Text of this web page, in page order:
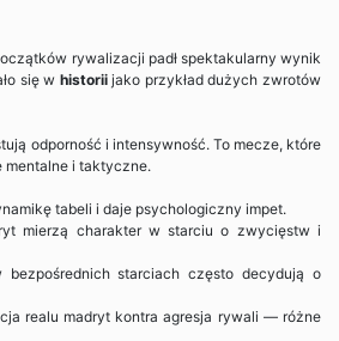
rywalizacji padł spektakularny wynik
się w historiijako przykład dużych zwrotów
odporność i intensywność. To mecze, które
i taktyczne.
tabeli i daje psychologiczny impet.
mierzą charakter w starciu o zwycięstw i
bezpośrednich starciach często decydują o
realu madryt kontra agresja rywali — różne